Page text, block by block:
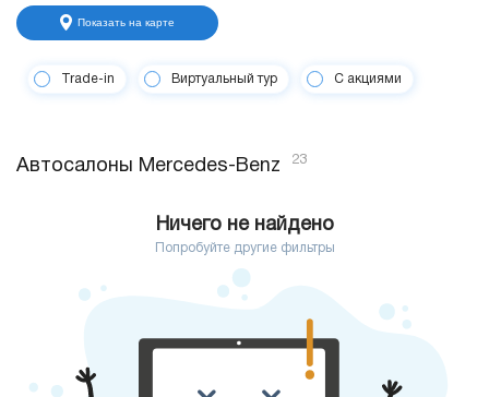
Показать на карте
Trade-in Виртуальный тур С акциями
Автосалоны Mercedes-Benz 23
Ничего не найдено
Попробуйте другие фильтры